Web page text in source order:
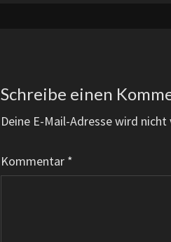
Schreibe einen
Deine E-Mail-Adresse wird
Kommentar *